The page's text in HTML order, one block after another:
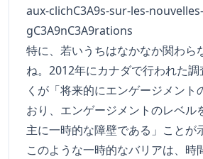
aux-clichC3A9s-sur-les-nouvelles-
gC3A9nC3A9rations
特に、若いうちはなかなか関わら
ね。2012年にカナダで行われた
くが「将来的にエンゲージメント
おり、エンゲージメントのレベル
主に一時的な障壁である」ことが
このような一時的なバリアは、時